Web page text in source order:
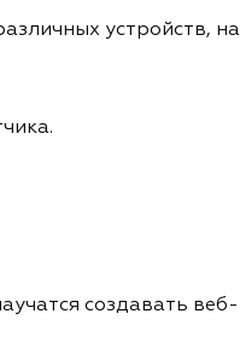
устройств,
создавать